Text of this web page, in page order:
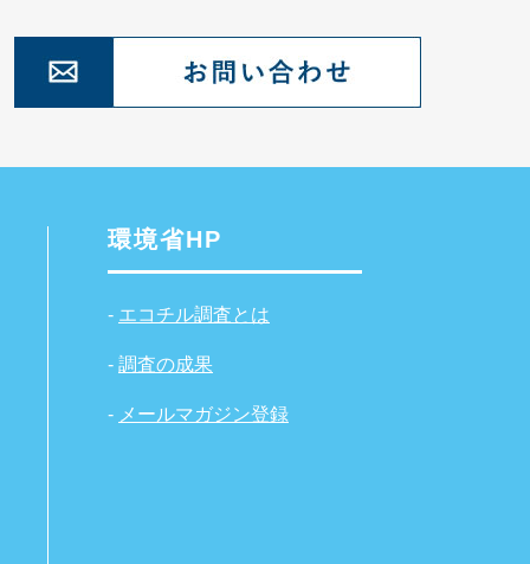
環境省HP
- エコチル調査とは
- 調査の成果
- メールマガジン登録